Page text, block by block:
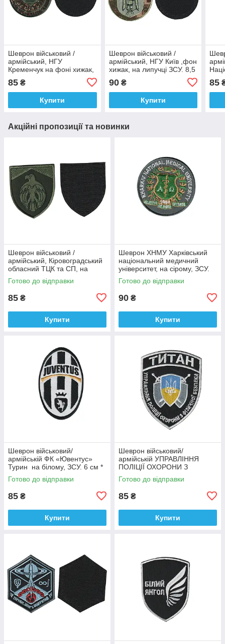
Шеврон військовий /
армійський, НГУ
Кременчук на фоні хижак,
85 ₴
Купити
Шеврон військовий /
армійський, НГУ Київ ,фон
хижак, на липучці ЗСУ. 8,5
90₴
Купити
85
Акційні пропозиції та новинки
Шеврон військовий /
армійський, Кіровоградський
обласний ТЦК та СП, на
оливці ЗСУ.7 см * 8 см
Готово до відправки
85 ₴
Купити
Шеврон ХНМУ Харківський
національний медичний
університет, на сірому, ЗСУ.
діаметр 8,5 см
Готово до відправки
90 ₴
Купити
Шеврон військовий/
армійській ФК «Ювентус»
Турин на білому, ЗСУ. 6 см *
9,5 см
Готово до відправки
85 ₴
Купити
Шеврон військовий/
армійській УПРАВЛІННЯ
ПОЛІЦІЇ ОХОРОНИ З
ФІЗИЧНОЇ БЕЗПЕКИ ТИТАН
на чорному, ЗСУ. 8 см * 10
Готово до відправки
85 ₴
Купити